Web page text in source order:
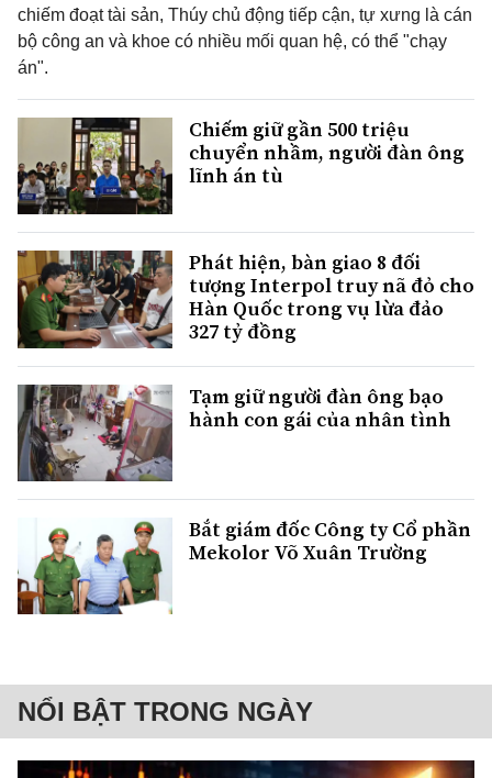
chiếm đoạt tài sản, Thúy chủ động tiếp cận, tự xưng là cán
bộ công an và khoe có nhiều mối quan hệ, có thể "chạy
án".
Chiếm giữ gần 500 triệu
chuyển nhầm, người đàn ông
lĩnh án tù
Phát hiện, bàn giao 8 đối
tượng Interpol truy nã đỏ cho
Hàn Quốc trong vụ lừa đảo
327 tỷ đồng
Tạm giữ người đàn ông bạo
hành con gái của nhân tình
Bắt giám đốc Công ty Cổ phần
Mekolor Võ Xuân Trường
NỔI BẬT TRONG NGÀY